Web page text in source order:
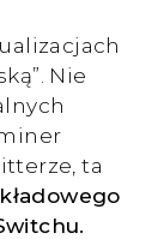
Nie
ta